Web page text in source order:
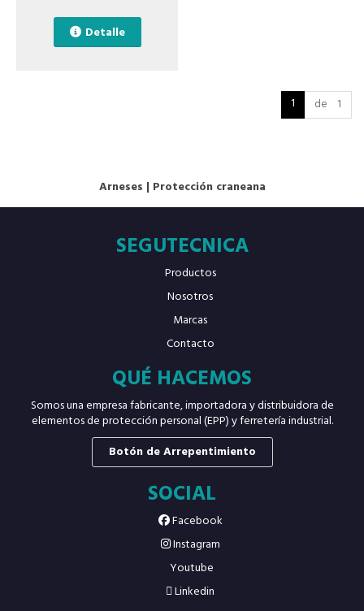
Detalle
1 de 1
Arneses | Protección craneana
SEGUTECNICA
Productos
Nosotros
Marcas
Contacto
QUÉ HACEMOS
Somos una empresa fabricante, importadora y distribuidora de
elementos de protección personal (EPP) y ferretería industrial.
Botón de Arrepentimiento
SOCIAL
Facebook
Instagram
Youtube
Linkedin